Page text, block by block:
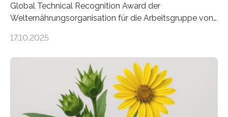
Global Technical Recognition Award der
Welternährungsorganisation für die Arbeitsgruppe von
Insektenbiotechnologie der JLU Insekten spielen eine
aber Krankheiten übertragen und der Landwirtschaft
und dem Gartenbau erhebliche Schäden zufügen. Es ist
daher entscheidend, Schadinsekten effektiv zu
bekämpfen, während gleichzeitig nützliche Insekten
erhalten bleiben. An der Justus-Liebig-Universität
17.10.2025